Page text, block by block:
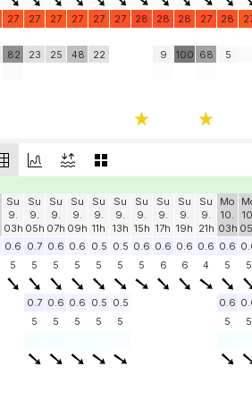
27 27 27 27 27 27 28 28 28 27 28
82 23 25 48 22 9 100 68 5
Su
9.
03h
Su
9.
05h
Su
9.
07h
Su
9.
09h
Su
9.
11h
Su
9.
13h
Su
9.
15h
Su
9.
17h
Su
9.
19h
Su
9.
21h
Mo
10.
03h
0.6 0.7 0.6 0.6 0.5 0.5 0.6 0.6 0.6 0.6 0.6
5 5 5 5 5 5 5 6 6 4 5 5
0.7 0.6 0.6 0.5 0.5 0.6
5 5 5 5 5 5 5